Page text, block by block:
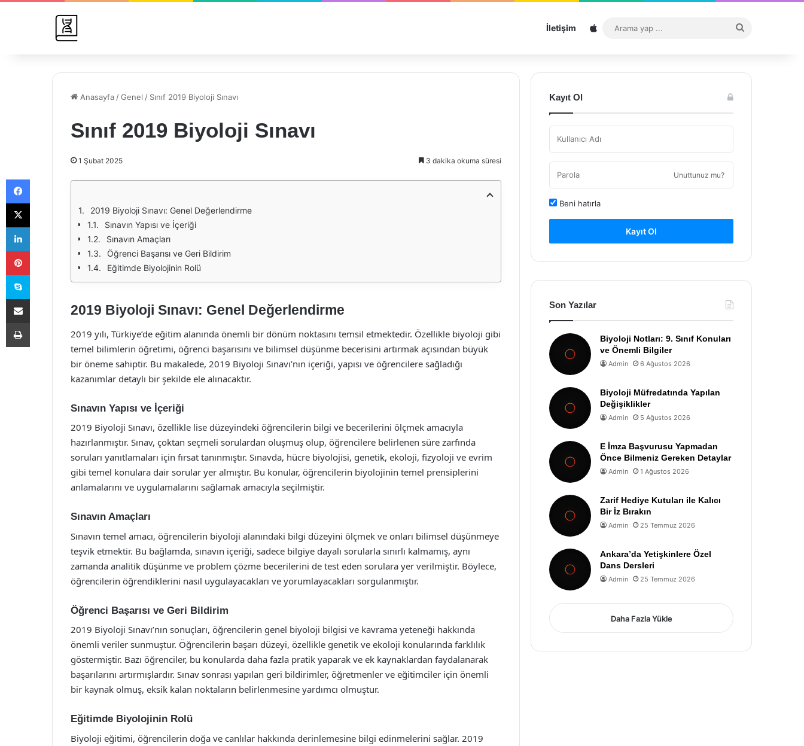
İletişim Sitemap
...
Anasayfa /Genel / Sınıf 2019 Biyoloji Sınavı
Sınıf 2019 Biyoloji Sınavı
1 Şubat 2025 3 dakika okuma süresi
2019 Biyoloji Sınavı: Genel Değerlendirme
Sınavın Yapısı ve İçeriği
Sınavın Amaçları
Öğrenci Başarısı ve Geri Bildirim
Eğitimde Biyolojinin Rolü
2019 Biyoloji Sınavı: Genel Değerlendirme
2019 yılı, Türkiye’de eğitim alanında önemli bir dönüm noktasını temsil etmektedir. Özellikle biyoloji gibi
temel bilimlerin öğretimi, öğrenci başarısını ve bilimsel düşünme becerisini artırmak açısından büyük
bir öneme sahiptir. Bu makalede, 2019 Biyoloji Sınavı’nın içeriği, yapısı ve öğrencilere sağladığı
kazanımlar detaylı bir şekilde ele alınacaktır.
Sınavın Yapısı ve İçeriği
2019 Biyoloji Sınavı, özellikle lise düzeyindeki öğrencilerin bilgi ve becerilerini ölçmek amacıyla
hazırlanmıştır. Sınav, çoktan seçmeli sorulardan oluşmuş olup, öğrencilere belirlenen süre zarfında
soruları yanıtlamaları için fırsat tanınmıştır. Sınavda, hücre biyolojisi, genetik, ekoloji, fizyoloji ve evrim
gibi temel konulara dair sorular yer almıştır. Bu konular, öğrencilerin biyolojinin temel prensiplerini
anlamalarını ve uygulamalarını sağlamak amacıyla seçilmiştir.
Sınavın Amaçları
Sınavın temel amacı, öğrencilerin biyoloji alanındaki bilgi düzeyini ölçmek ve onları bilimsel düşünmeye
teşvik etmektir. Bu bağlamda, sınavın içeriği, sadece bilgiye dayalı sorularla sınırlı kalmamış, aynı
zamanda analitik düşünme ve problem çözme becerilerini de test eden sorulara yer verilmiştir. Böylece,
öğrencilerin öğrendiklerini nasıl uygulayacakları ve yorumlayacakları sorgulanmıştır.
Öğrenci Başarısı ve Geri Bildirim
2019 Biyoloji Sınavı’nın sonuçları, öğrencilerin genel biyoloji bilgisi ve kavrama yeteneği hakkında
önemli veriler sunmuştur. Öğrencilerin başarı düzeyi, özellikle genetik ve ekoloji konularında farklılık
göstermiştir. Bazı öğrenciler, bu konularda daha fazla pratik yaparak ve ek kaynaklardan faydalanarak
başarılarını artırmışlardır. Sınav sonrası yapılan geri bildirimler, öğretmenler ve eğitimciler için önemli
bir kaynak olmuş, eksik kalan noktaların belirlenmesine yardımcı olmuştur.
Eğitimde Biyolojinin Rolü
Biyoloji eğitimi, öğrencilerin doğa ve canlılar hakkında derinlemesine bilgi edinmelerini sağlar. 2019
Kayıt Ol
Unuttunuz mu?
Beni hatırla
Kayıt Ol
Son Yazılar
Biyoloji Notları: 9. Sınıf Konuları
ve Önemli Bilgiler
Admin 6 Ağustos 2026
Biyoloji Müfredatında Yapılan
Değişiklikler
Admin 5 Ağustos 2026
E İmza Başvurusu Yapmadan
Önce Bilmeniz Gereken Detaylar
Admin 1 Ağustos 2026
Zarif Hediye Kutuları ile Kalıcı
Bir İz Bırakın
Admin 25 Temmuz 2026
Ankara’da Yetişkinlere Özel
Dans Dersleri
Admin 25 Temmuz 2026
Daha Fazla Yükle
Facebook
X
LinkedIn
Pinterest
Skype
E-Posta ile paylaş